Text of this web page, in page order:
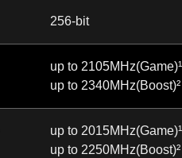
256-bit
up to 2105MHz(Game)¹
up to 2340MHz(Boost)²
up to 2015MHz(Game)¹
up to 2250MHz(Boost)²